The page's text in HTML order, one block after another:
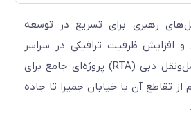
رهبری برای تسریع در توسعه
ظرفیت ترافیکی در سراسر
دبی، اداره راه‌ها و حمل‌ونقل دبی (RTA) پروژه‌ای جامع برای
تقاطع آن با خیابان جمیرا تا جاده